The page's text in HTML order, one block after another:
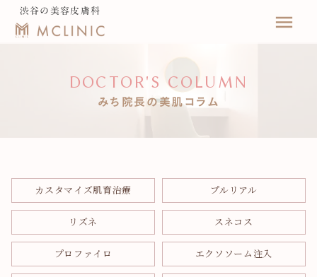
DOCTOR'S COLUMN
みち院長の美肌コラム
カスタマイズ肌育治療 プルリアル
リズネ スネコス
プロファイロ エクソソーム注入
渋谷の美容皮膚科
menu